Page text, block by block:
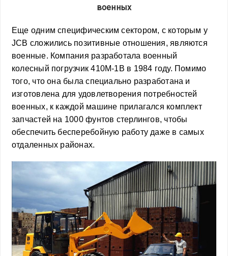
военных
Еще одним специфическим сектором, с которым у
JCB сложились позитивные отношения, являются
военные. Компания разработала военный
колесный погрузчик 410M-1B в 1984 году. Помимо
того, что она была специально разработана и
изготовлена для удовлетворения потребностей
военных, к каждой машине прилагался комплект
запчастей на 1000 фунтов стерлингов, чтобы
обеспечить бесперебойную работу даже в самых
отдаленных районах.